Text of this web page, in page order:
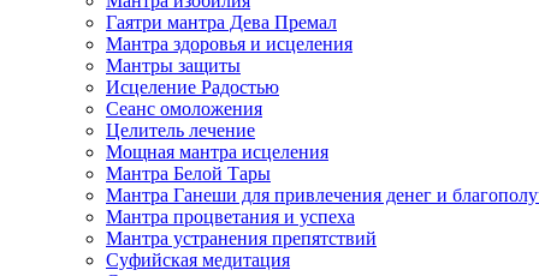
Гаятри мантра Дева Премал
Мантра здоровья и исцеления
Мантры защиты
Исцеление Радостью
Сеанс омоложения
Целитель лечение
Мощная мантра исцеления
Мантра Белой Тары
Мантра Ганеши для привлечения денег и
Мантра процветания и успеха
Мантра устранения препятствий
Суфийская медитация